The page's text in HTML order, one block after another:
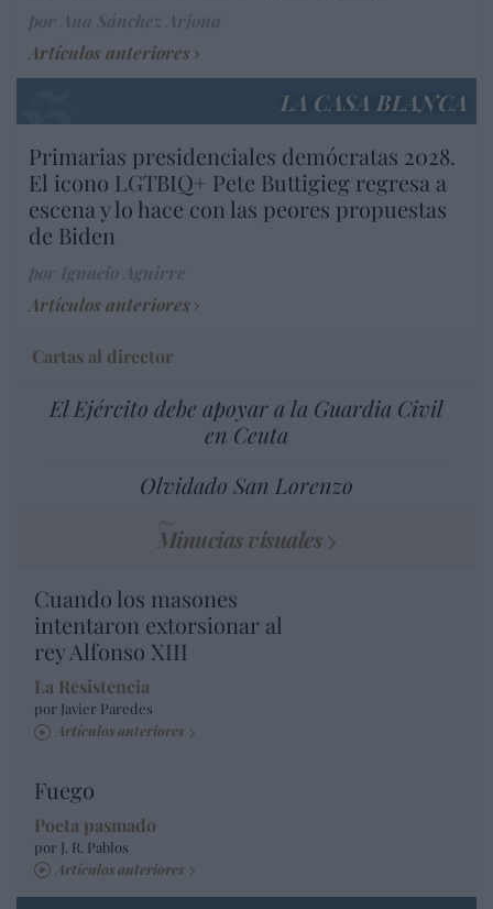
Artículos anteriores
LA CASA BLANCA
Primarias presidenciales demócratas 2028.
El icono LGTBIQ+ Pete Buttigieg regresa a
escena y lo hace con las peores propuestas
de Biden
Artículos anteriores
Cartas al director
El Ejército debe apoyar a la Guardia Civil
en Ceuta
Olvidado San Lorenzo
Minucias visuales
Cuando los masones
intentaron extorsionar al
rey Alfonso XIII
La Resistencia
por Javier Paredes
Artículos anteriores
Fuego
Poeta pasmado
por J. R. Pablos
Artículos anteriores